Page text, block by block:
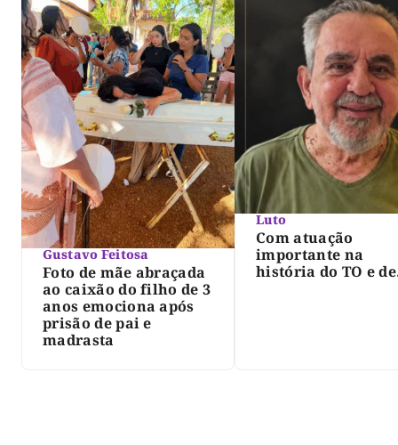
Gustavo Feitosa
Foto de mãe abraçada
ao caixão do filho de 3
anos emociona após
prisão de pai e
madrasta
Luto
Com atuação
importante na
história do TO e de